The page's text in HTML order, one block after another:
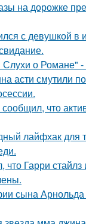
на дорожке
с девушкой в
о Романе"
асти смутили
что
лайфхак для
что Гарри
сына Арнольда